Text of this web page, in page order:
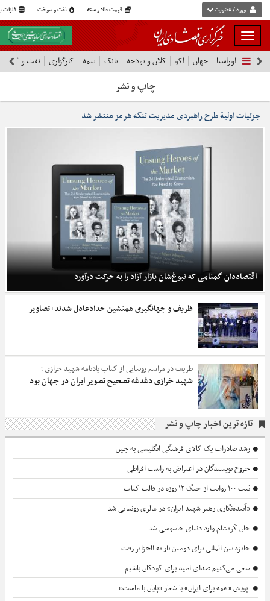
قیمت طلا و سکه نفت و سوخت فلزات ورود / عضویت
بار
و
بسته
نمودن
اوراسیا جهان اکو کلان و بودجه بانک بیمه کارگزاری نفت و گاز
چاپ و نشر
جزئیات اولیۀ طرح راهبردی مدیریت تنگه هرمز منتشر شد
اقتصاددان گمنامی که نبوغ‌شان بازار آزاد را به حرکت درآورد
ظریف و جهانگیری همنشین حدادعادل شدند+تصاویر
ظریف در مراسم رونمایی از کتاب یادنامه شهید خرازی ؛
شهید خرازی دغدغه تصحیح تصویر ایران در جهان بود
تازه ترین اخبارچاپ و نشر
رشد صادرات یک کالای فرهنگی انگلیسی به چین
خروج نویسندگان در اعتراض به راست افراطی
ثبت ۱۰۰ روایت از جنگ ۱۲ روزه در قالب کتاب
«آینده‌نگاری رهبر شهید ایران» در مالزی رونمایی شد
جان گریشام وارد دنیای جاسوسی شد
جایزه بین المللی برای دومین بار به الجزایر رفت
سعی می‌کنیم صدای امید برای کودکان باشیم
پویش «همه برای ایران» با شعار «پایان با ماست»